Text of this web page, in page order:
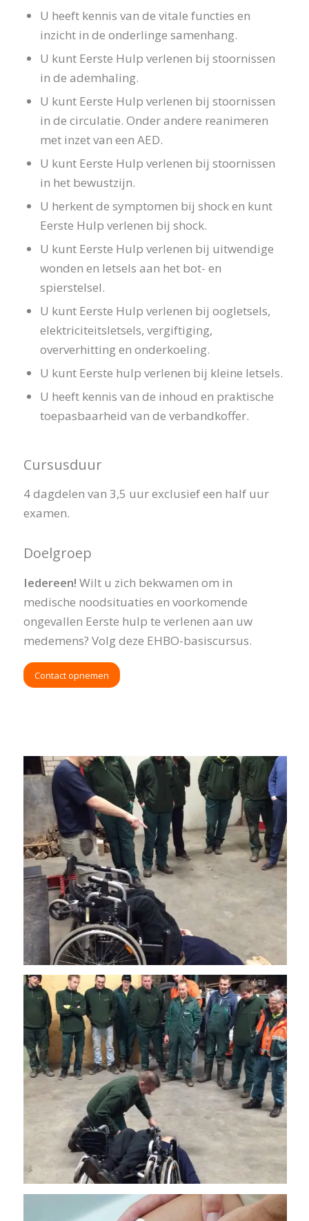
U heeft kennis van de vitale functies en
inzicht in de onderlinge samenhang.
U kunt Eerste Hulp verlenen bij stoornissen
in de ademhaling.
U kunt Eerste Hulp verlenen bij stoornissen
in de circulatie. Onder andere reanimeren
met inzet van een AED.
U kunt Eerste Hulp verlenen bij stoornissen
in het bewustzijn.
U herkent de symptomen bij shock en kunt
Eerste Hulp verlenen bij shock.
U kunt Eerste Hulp verlenen bij uitwendige
wonden en letsels aan het bot- en
spierstelsel.
U kunt Eerste Hulp verlenen bij oogletsels,
elektriciteitsletsels, vergiftiging,
oververhitting en onderkoeling.
U kunt Eerste hulp verlenen bij kleine letsels.
U heeft kennis van de inhoud en praktische
toepasbaarheid van de verbandkoffer.
Cursusduur
4 dagdelen van 3,5 uur exclusief een half uur
examen.
Doelgroep
Iedereen! Wilt u zich bekwamen om in
medische noodsituaties en voorkomende
ongevallen Eerste hulp te verlenen aan uw
medemens? Volg deze EHBO-basiscursus.
Contact opnemen